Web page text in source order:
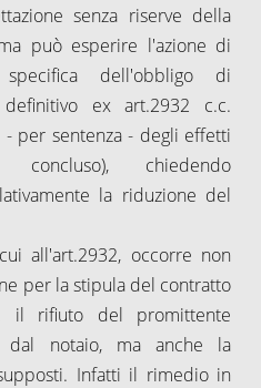
senza riserve della
può esperire l'azione di
dell'obbligo di
ex art.2932 c.c.
per sentenza - degli effetti
chiedendo
la riduzione del
all'art.2932, occorre non
per la stipula del contratto
il rifiuto del promittente
dal notaio, ma anche la
Infatti il rimedio in